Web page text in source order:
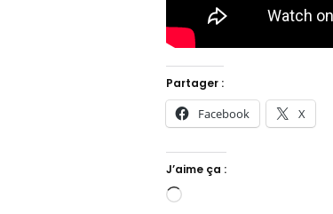
Partager :
Facebook X
J’aime ça :
Chargement…